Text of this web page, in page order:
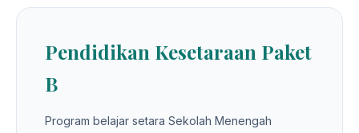
Pendidikan Kesetaraan Paket
B
Program belajar setara Sekolah Menengah